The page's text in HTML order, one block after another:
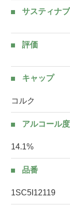
サスティナ
評価
キャップ
コルク
アルコール
14.1%
品番
1SC5I12119